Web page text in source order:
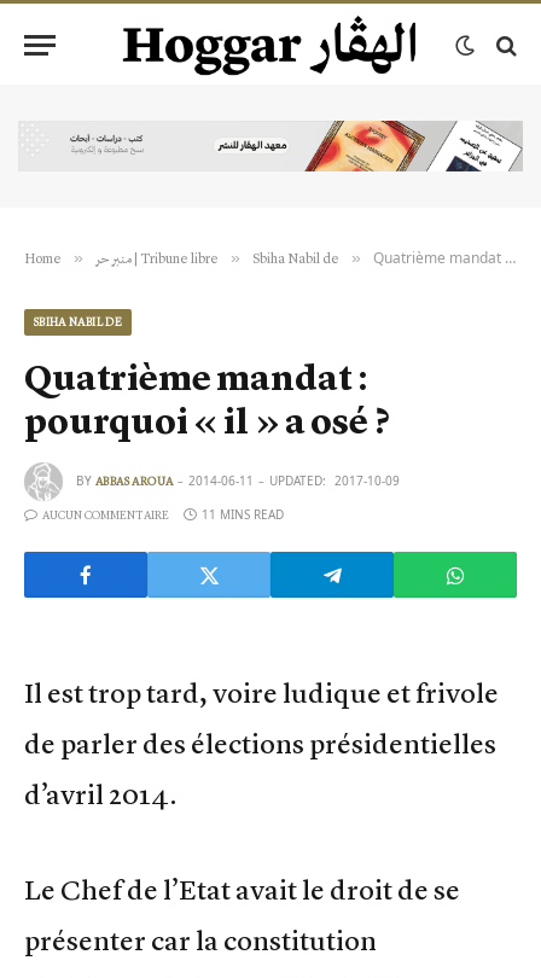
Home » منبر حر | Tribune libre » Sbiha Nabil de » Quatrième mandat : pourquoi « il » a osé ?
SBIHA NABIL DE
Quatrième mandat :
pourquoi « il » a osé ?
BY ABBAS AROUA 2014-06-11 UPDATED: 2017-10-09
AUCUN COMMENTAIRE 11 MINS READ
Il est trop tard, voire ludique et frivole
de parler des élections présidentielles
d’avril 2014.
Le Chef de l’Etat avait le droit de se
présenter car la constitution